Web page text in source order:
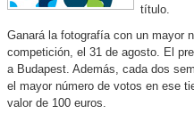
título.
Ganará la fotografía con un mayor
competición, el 31 de agosto. El
a Budapest. Además, cada dos
el mayor número de votos en ese
valor de 100 euros.